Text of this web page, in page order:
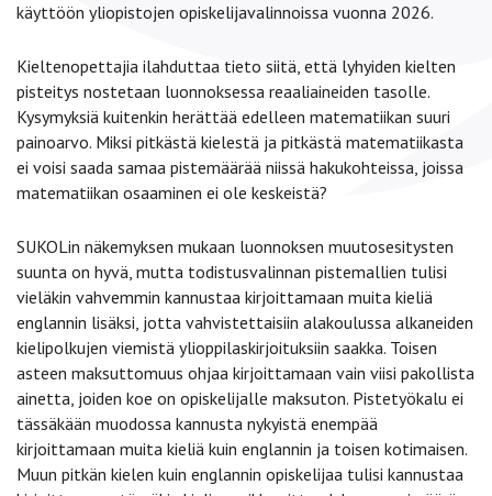
käyttöön yliopistojen opiskelijavalinnoissa vuonna 2026.
Kieltenopettajia ilahduttaa tieto siitä, että lyhyiden kielten
pisteitys nostetaan luonnoksessa reaaliaineiden tasolle.
Kysymyksiä kuitenkin herättää edelleen matematiikan suuri
painoarvo. Miksi pitkästä kielestä ja pitkästä matematiikasta
ei voisi saada samaa pistemäärää niissä hakukohteissa, joissa
matematiikan osaaminen ei ole keskeistä?
SUKOLin näkemyksen mukaan luonnoksen muutosesitysten
suunta on hyvä, mutta todistusvalinnan pistemallien tulisi
vieläkin vahvemmin kannustaa kirjoittamaan muita kieliä
englannin lisäksi, jotta vahvistettaisiin alakoulussa alkaneiden
kielipolkujen viemistä ylioppilaskirjoituksiin saakka. Toisen
asteen maksuttomuus ohjaa kirjoittamaan vain viisi pakollista
ainetta, joiden koe on opiskelijalle maksuton. Pistetyökalu ei
tässäkään muodossa kannusta nykyistä enempää
kirjoittamaan muita kieliä kuin englannin ja toisen kotimaisen.
Muun pitkän kielen kuin englannin opiskelijaa tulisi kannustaa